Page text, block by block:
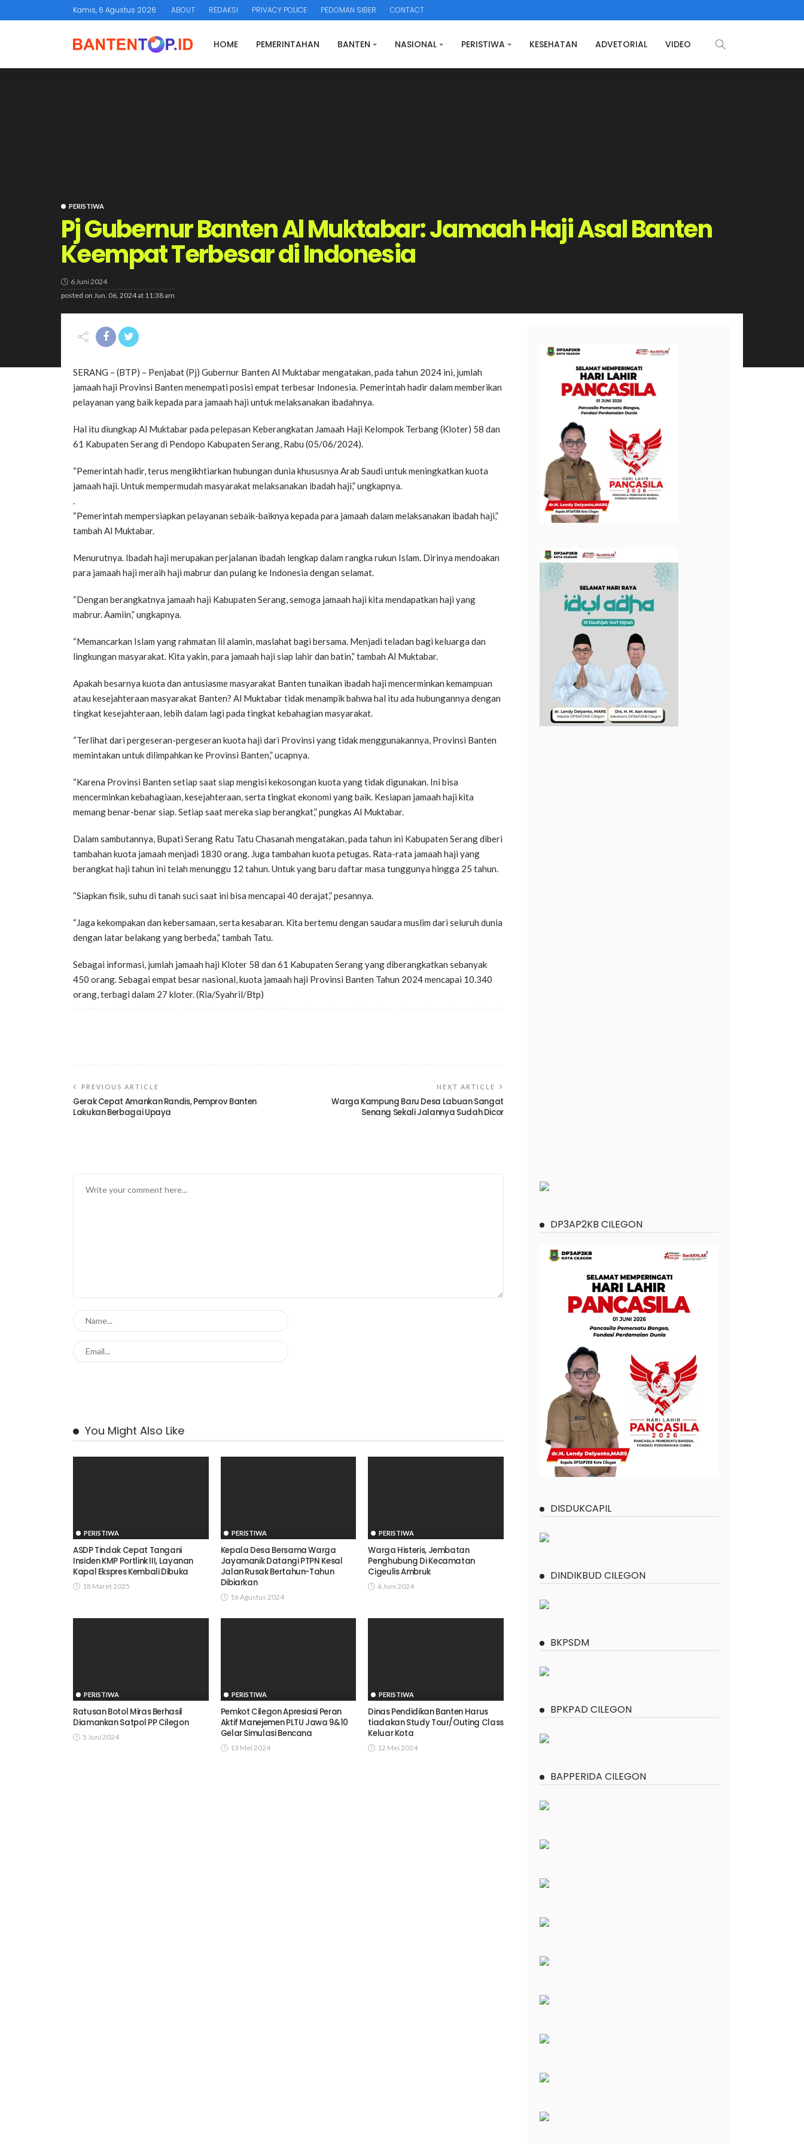
Kamis, 6 Agustus 2026 ABOUT REDAKSI PRIVACY POLICE PEDOMAN SIBER CONTACT
HOME PEMERINTAHAN BANTEN NASIONAL PERISTIWA KESEHATAN ADVETORIAL VIDEO
PERISTIWA
Pj Gubernur Banten Al Muktabar: Jamaah Haji Asal Banten
Keempat Terbesar di Indonesia
6 Juni 2024
posted on Jun. 06, 2024 at 11:38 am
SERANG – (BTP) – Penjabat (Pj) Gubernur Banten Al Muktabar mengatakan, pada tahun 2024 ini, jumlah
jamaah haji Provinsi Banten menempati posisi empat terbesar Indonesia. Pemerintah hadir dalam memberikan
pelayanan yang baik kepada para jamaah haji untuk melaksanakan ibadahnya.
Hal itu diungkap Al Muktabar pada pelepasan Keberangkatan Jamaah Haji Kelompok Terbang (Kloter) 58 dan
61 Kabupaten Serang di Pendopo Kabupaten Serang, Rabu (05/06/2024).
“Pemerintah hadir, terus mengikhtiarkan hubungan dunia khususnya Arab Saudi untuk meningkatkan kuota
jamaah haji. Untuk mempermudah masyarakat melaksanakan ibadah haji,” ungkapnya.
.
“Pemerintah mempersiapkan pelayanan sebaik-baiknya kepada para jamaah dalam melaksanakan ibadah haji,”
tambah Al Muktabar.
Menurutnya. Ibadah haji merupakan perjalanan ibadah lengkap dalam rangka rukun Islam. Dirinya mendoakan
para jamaah haji meraih haji mabrur dan pulang ke Indonesia dengan selamat.
“Dengan berangkatnya jamaah haji Kabupaten Serang, semoga jamaah haji kita mendapatkan haji yang
mabrur. Aamiin,” ungkapnya.
“Memancarkan Islam yang rahmatan lil alamin, maslahat bagi bersama. Menjadi teladan bagi keluarga dan
lingkungan masyarakat. Kita yakin, para jamaah haji siap lahir dan batin,” tambah Al Muktabar.
Apakah besarnya kuota dan antusiasme masyarakat Banten tunaikan ibadah haji mencerminkan kemampuan
atau kesejahteraan masyarakat Banten? Al Muktabar tidak menampik bahwa hal itu ada hubungannya dengan
tingkat kesejahteraan, lebih dalam lagi pada tingkat kebahagian masyarakat.
“Terlihat dari pergeseran-pergeseran kuota haji dari Provinsi yang tidak menggunakannya, Provinsi Banten
memintakan untuk dilimpahkan ke Provinsi Banten,” ucapnya.
“Karena Provinsi Banten setiap saat siap mengisi kekosongan kuota yang tidak digunakan. Ini bisa
mencerminkan kebahagiaan, kesejahteraan, serta tingkat ekonomi yang baik. Kesiapan jamaah haji kita
memang benar-benar siap. Setiap saat mereka siap berangkat,” pungkas Al Muktabar.
Dalam sambutannya, Bupati Serang Ratu Tatu Chasanah mengatakan, pada tahun ini Kabupaten Serang diberi
tambahan kuota jamaah menjadi 1830 orang. Juga tambahan kuota petugas. Rata-rata jamaah haji yang
berangkat haji tahun ini telah menunggu 12 tahun. Untuk yang baru daftar masa tunggunya hingga 25 tahun.
“Siapkan fisik, suhu di tanah suci saat ini bisa mencapai 40 derajat,” pesannya.
“Jaga kekompakan dan kebersamaan, serta kesabaran. Kita bertemu dengan saudara muslim dari seluruh dunia
dengan latar belakang yang berbeda,” tambah Tatu.
Sebagai informasi, jumlah jamaah haji Kloter 58 dan 61 Kabupaten Serang yang diberangkatkan sebanyak
450 orang. Sebagai empat besar nasional, kuota jamaah haji Provinsi Banten Tahun 2024 mencapai 10.340
orang, terbagi dalam 27 kloter. (Ria/Syahril/Btp)
PREVIOUS ARTICLE
Gerak Cepat Amankan Randis, Pemprov Banten
Lakukan Berbagai Upaya
NEXT ARTICLE
Warga Kampung Baru Desa Labuan Sangat
Senang Sekali Jalannya Sudah Dicor
You Might Also Like
PERISTIWA
ASDP Tindak Cepat Tangani
Insiden KMP Portlink III, Layanan
Kapal Ekspres Kembali Dibuka
18 Maret 2025
PERISTIWA
Kepala Desa Bersama Warga
Jayamanik Datangi PTPN Kesal
Jalan Rusak Bertahun-Tahun
Dibiarkan
16 Agustus 2024
PERISTIWA
Warga Histeris, Jembatan
Penghubung Di Kecamatan
Cigeulis Ambruk
6 Juni 2024
PERISTIWA
Ratusan Botol Miras Berhasil
Diamankan Satpol PP Cilegon
5 Juni 2024
PERISTIWA
Pemkot Cilegon Apresiasi Peran
Aktif Manejemen PLTU Jawa 9&10
Gelar Simulasi Bencana
13 Mei 2024
PERISTIWA
Dinas Pendidikan Banten Harus
tiadakan Study Tour/Outing Class
Keluar Kota
12 Mei 2024
DP3AP2KB CILEGON
DISDUKCAPIL
DINDIKBUD CILEGON
BKPSDM
BPKPAD CILEGON
BAPPERIDA CILEGON